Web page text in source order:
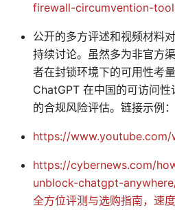
firewall-circumvention-
公开的多方评述和视频材料
持续讨论。虽然多为非官方
者在封锁环境下的可用性考
ChatGPT 在中国的可访问性
的合规风险评估。链接示例：
https://www.youtube.com/
https://cybernews.com/
unblock-chatgpt-
全方位评测与选购指南，速